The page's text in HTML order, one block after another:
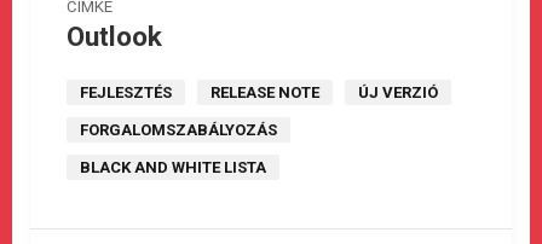
CÍMKE
Outlook
FEJLESZTÉS RELEASE NOTE ÚJ VERZIÓ
FORGALOMSZABÁLYOZÁS
BLACK AND WHITE LISTA